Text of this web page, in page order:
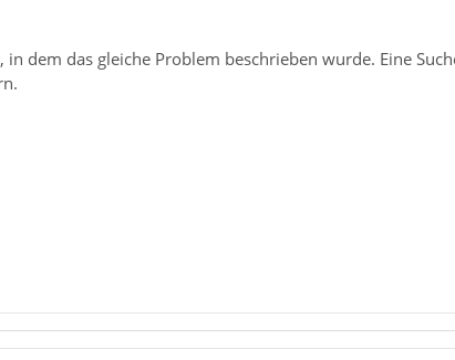
dem das gleiche Problem beschrieben wurde. Eine